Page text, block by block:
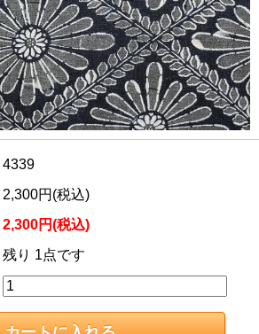
4339
2,300円(税込)
2,300円(税込)
残り 1点です